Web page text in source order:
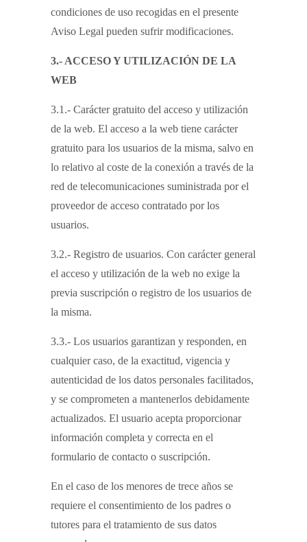
condiciones de uso recogidas en el presente
Aviso Legal pueden sufrir modificaciones.
3.- ACCESO Y UTILIZACIÓN DE LA
WEB
3.1.- Carácter gratuito del acceso y utilización
de la web. El acceso a la web tiene carácter
gratuito para los usuarios de la misma, salvo en
lo relativo al coste de la conexión a través de la
red de telecomunicaciones suministrada por el
proveedor de acceso contratado por los
usuarios.
3.2.- Registro de usuarios. Con carácter general
el acceso y utilización de la web no exige la
previa suscripción o registro de los usuarios de
la misma.
3.3.- Los usuarios garantizan y responden, en
cualquier caso, de la exactitud, vigencia y
autenticidad de los datos personales facilitados,
y se comprometen a mantenerlos debidamente
actualizados. El usuario acepta proporcionar
información completa y correcta en el
formulario de contacto o suscripción.
En el caso de los menores de trece años se
requiere el consentimiento de los padres o
tutores para el tratamiento de sus datos